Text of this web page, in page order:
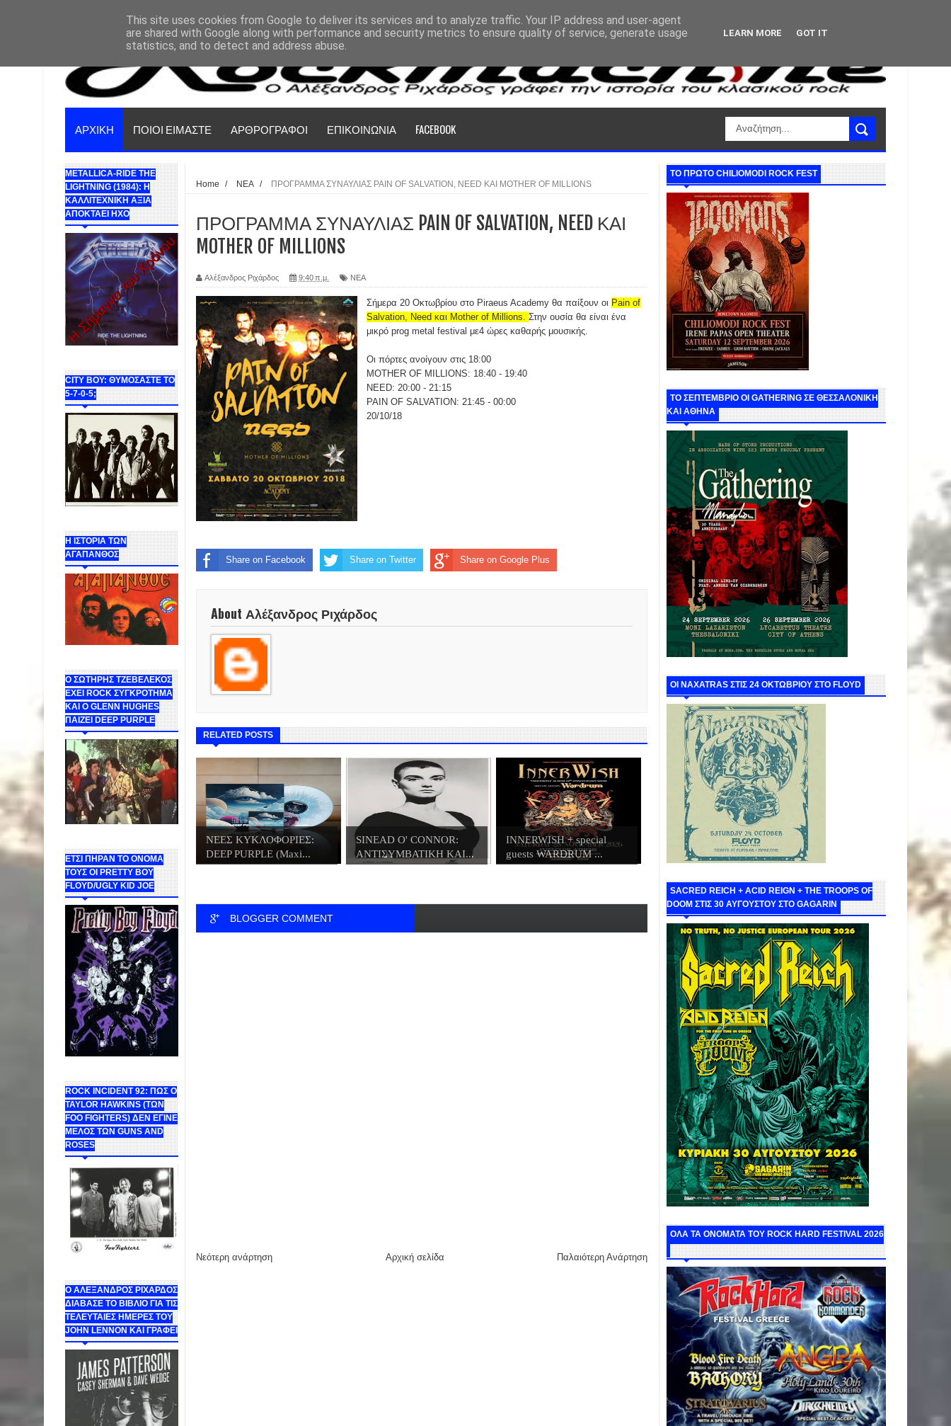
ΑΡΧΙΚΗ ΠΟΙΟΙ ΕΙΜΑΣΤΕ ΑΡΘΡΟΓΡΑΦΟΙ ΕΠΙΚΟΙΝΩΝΙΑ FACEBOOK
METALLICA-RIDE THE
LIGHTNING (1984): Η
ΚΑΛΛΙΤΕΧΝΙΚΗ ΑΞΙΑ
ΑΠΟΚΤΑΕΙ ΗΧΟ
CITY BOY: ΘΥΜΟΣΑΣΤΕ ΤΟ
5-7-0-5;
Η ΙΣΤΟΡΙΑ ΤΩΝ
ΑΓΑΠΑΝΘΟΣ
Ο ΣΩΤΗΡΗΣ ΤΖΕΒΕΛΕΚΟΣ
ΕΧΕΙ ROCK ΣΥΓΚΡΟΤΗΜΑ
ΚΑΙ Ο GLENN HUGHES
ΠΑΙΖΕΙ DEEP PURPLE
ΕΤΣΙ ΠΗΡΑΝ ΤΟ ΟΝΟΜΑ
ΤΟΥΣ ΟΙ PRETTY BOY
FLOYD/UGLY KID JOE
ROCK INCIDENT 92: ΠΩΣ Ο
TAYLOR HAWKINS (ΤΩΝ
FOO FIGHTERS) ΔΕΝ ΕΓΙΝΕ
ΜΕΛΟΣ ΤΩΝ GUNS AND
ROSES
Ο ΑΛΕΞΑΝΔΡΟΣ ΡΙΧΑΡΔΟΣ
ΔΙΑΒΑΣΕ ΤΟ ΒΙΒΛΙΟ ΓΙΑ ΤΙΣ
ΤΕΛΕΥΤΑΙΕΣ ΗΜΕΡΕΣ ΤΟΥ
JOHN LENNON ΚΑΙ ΓΡΑΦΕΙ
Home / ΝΕΑ / ΠΡΟΓΡΑΜΜΑ ΣΥΝΑΥΛΙΑΣ PAIN OF SALVATION, NEED ΚΑΙ MOTHER OF MILLIONS
ΠΡΟΓΡΑΜΜΑ ΣΥΝΑΥΛΙΑΣ PAIN OF SALVATION, NEED ΚΑΙ
MOTHER OF MILLIONS
Αλέξανδρος Ριχάρδος 9:40 π.μ. ΝΕΑ
Σήμερα 20 Οκτωβρίου στο Piraeus Academy θα παίξουν οι Pain of
Salvation, Need και Mother of Millions. Στην ουσία θα είναι ένα
μικρό prog metal festival με4 ώρες καθαρής μουσικής.
Οι πόρτες ανοίγουν στις 18:00
MOTHER OF MILLIONS: 18:40 - 19:40
NEED: 20:00 - 21:15
PAIN OF SALVATION: 21:45 - 00:00
20/10/18
Share on Facebook Share on Twitter Share on Google Plus
About Αλέξανδρος Ριχάρδος
RELATED POSTS
ΝΕΕΣ ΚΥΚΛΟΦΟΡΙΕΣ:
DEEP PURPLE (Maxi...
SINEAD O' CONNOR:
ΑΝΤΙΣΥΜΒΑΤΙΚΗ ΚΑΙ...
INNERWISH + special
guests WARDRUM ...
BLOGGER COMMENT
Νεότερη ανάρτηση Παλαιότερη Ανάρτηση
Αρχική σελίδα
ΤΟ ΠΡΩΤΟ CHILIOMODI ROCK FEST
ΤΟ ΣΕΠΤΕΜΒΡΙΟ ΟΙ GATHERING ΣΕ ΘΕΣΣΑΛΟΝΙΚΗ
ΚΑΙ ΑΘΗΝΑ
ΟΙ NAXATRAS ΣΤΙΣ 24 ΟΚΤΩΒΡΙΟΥ ΣΤΟ FLOYD
SACRED REICH + ACID REIGN + THE TROOPS OF
DOOM ΣΤΙΣ 30 ΑΥΓΟΥΣΤΟΥ ΣΤΟ GAGARIN
ΟΛΑ ΤΑ ΟΝΟΜΑΤΑ ΤΟΥ ROCK HARD FESTIVAL 2026
This site uses cookies from Google to deliver its services and to analyze traffic. Your IP address and user-agent
are shared with Google along with performance and security metrics to ensure quality of service, generate usage
statistics, and to detect and address abuse.
LEARN MORE GOT IT